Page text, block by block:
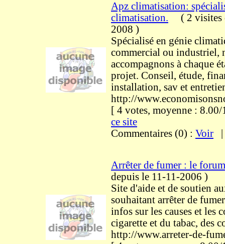
Apz climatisation:
climatisation. ( 2 visites
2008 )
Spécialisé en génie
commercial ou industriel,
accompagnons à chaque
projet. Conseil, étude,
installation, sav et
http://
[ 4 votes, moyenne :
ce site
Commentaires (0) : Voir
Arrêter de fumer : le forum
depuis le 11-11-2006 )
Site d'aide et de soutien
souhaitant arrêter de
infos sur les causes et les
cigarette et du tabac, des
http://www.arreter-de-